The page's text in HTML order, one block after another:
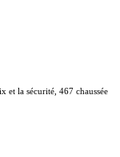
et la sécurité, 467 chaussée